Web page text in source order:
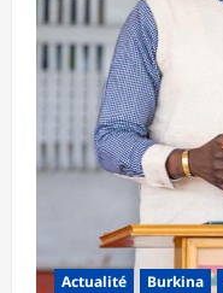
Actualité Burkina